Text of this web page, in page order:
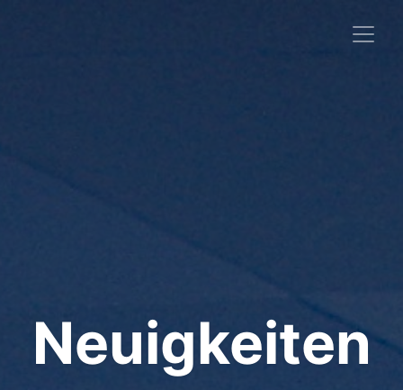
Neuigkeiten